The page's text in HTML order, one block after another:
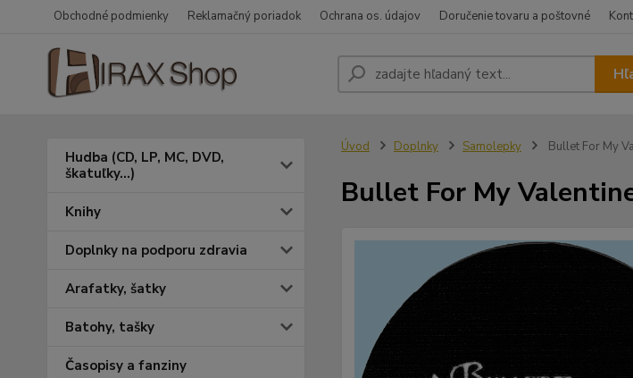
Obchodné podmienky Reklamačný poriadok Ochrana os. údajov Doručenie tovaru a poštovné
Hudba (CD, LP, MC, DVD,
škatuľky...)
Knihy
Doplnky na podporu zdravia
Arafatky, šatky
Batohy, tašky
Časopisy a fanziny
Úvod Doplnky Samolepky Bullet For My
Bullet For My